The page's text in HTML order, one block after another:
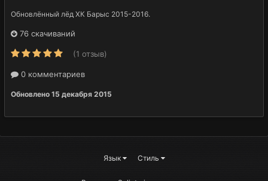
Обновлённый лёд ХК Барыс 2015-2016.
76 скачиваний
(1 отзыв)
0 комментариев
Обновлено 15 декабря 2015
Язык Стиль